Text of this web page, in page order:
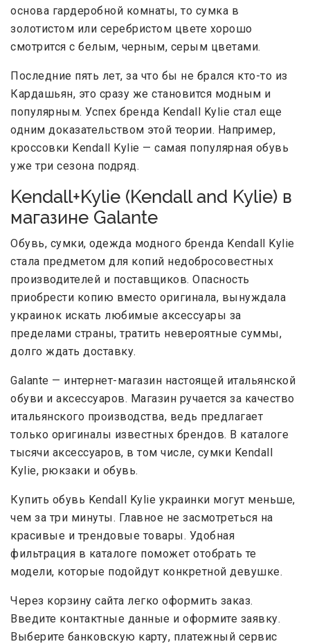
основа гардеробной комнаты, то сумка в
золотистом или серебристом цвете хорошо
смотрится с белым, черным, серым цветами.
Последние пять лет, за что бы не брался кто-то из
Кардашьян, это сразу же становится модным и
популярным. Успех бренда Kendall Kylie стал еще
одним доказательством этой теории. Например,
кроссовки Kendall Kylie — самая популярная обувь
уже три сезона подряд.
Kendall+Kylie (Kendall and Kylie) в
магазине Galante
Обувь, сумки, одежда модного бренда Kendall Kylie
стала предметом для копий недобросовестных
производителей и поставщиков. Опасность
приобрести копию вместо оригинала, вынуждала
украинок искать любимые аксессуары за
пределами страны, тратить невероятные суммы,
долго ждать доставку.
Galante — интернет-магазин настоящей итальянской
обуви и аксессуаров. Магазин ручается за качество
итальянского производства, ведь предлагает
только оригиналы известных брендов. В каталоге
тысячи аксессуаров, в том числе, сумки Kendall
Kylie, рюкзаки и обувь.
Купить обувь Kendall Kylie украинки могут меньше,
чем за три минуты. Главное не засмотреться на
красивые и трендовые товары. Удобная
фильтрация в каталоге поможет отобрать те
модели, которые подойдут конкретной девушке.
Через корзину сайта легко оформить заказ.
Введите контактные данные и оформите заявку.
Выберите банковскую карту, платежный сервис